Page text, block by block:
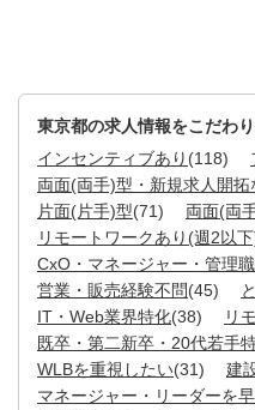
東京都の求人情報をこだわ
インセンティブあり (118)
両面(両手)型・新規求人開拓
片面(片手)型(71) 両面(両
リモートワークあり(週2以
CxO・マネージャー・管理
営業・販売経験不問(45)
IT・Web業界特化(38) リ
既卒・第二新卒・20代若手
WLBを重視したい(31) 建
マネージャー・リーダーを